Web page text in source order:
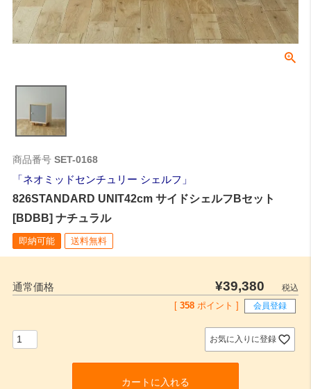
商品番号 SET-0168
ネオミッドセンチュリー シェルフ
826STANDARD UNIT42cm サイドシェルフBセット
[BDBB] ナチュラル
即納可能 送料無料
通常価格 ¥39,380
税込
358 ポイント ] 会員登録
お気に入りに登録
カートに入れる